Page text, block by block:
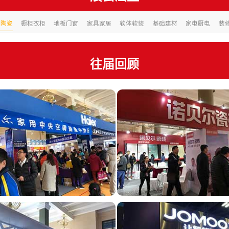
瓷 橱柜衣柜 地板门窗 家具家居 软体软装 基础建材 家电厨电 装
往届回顾